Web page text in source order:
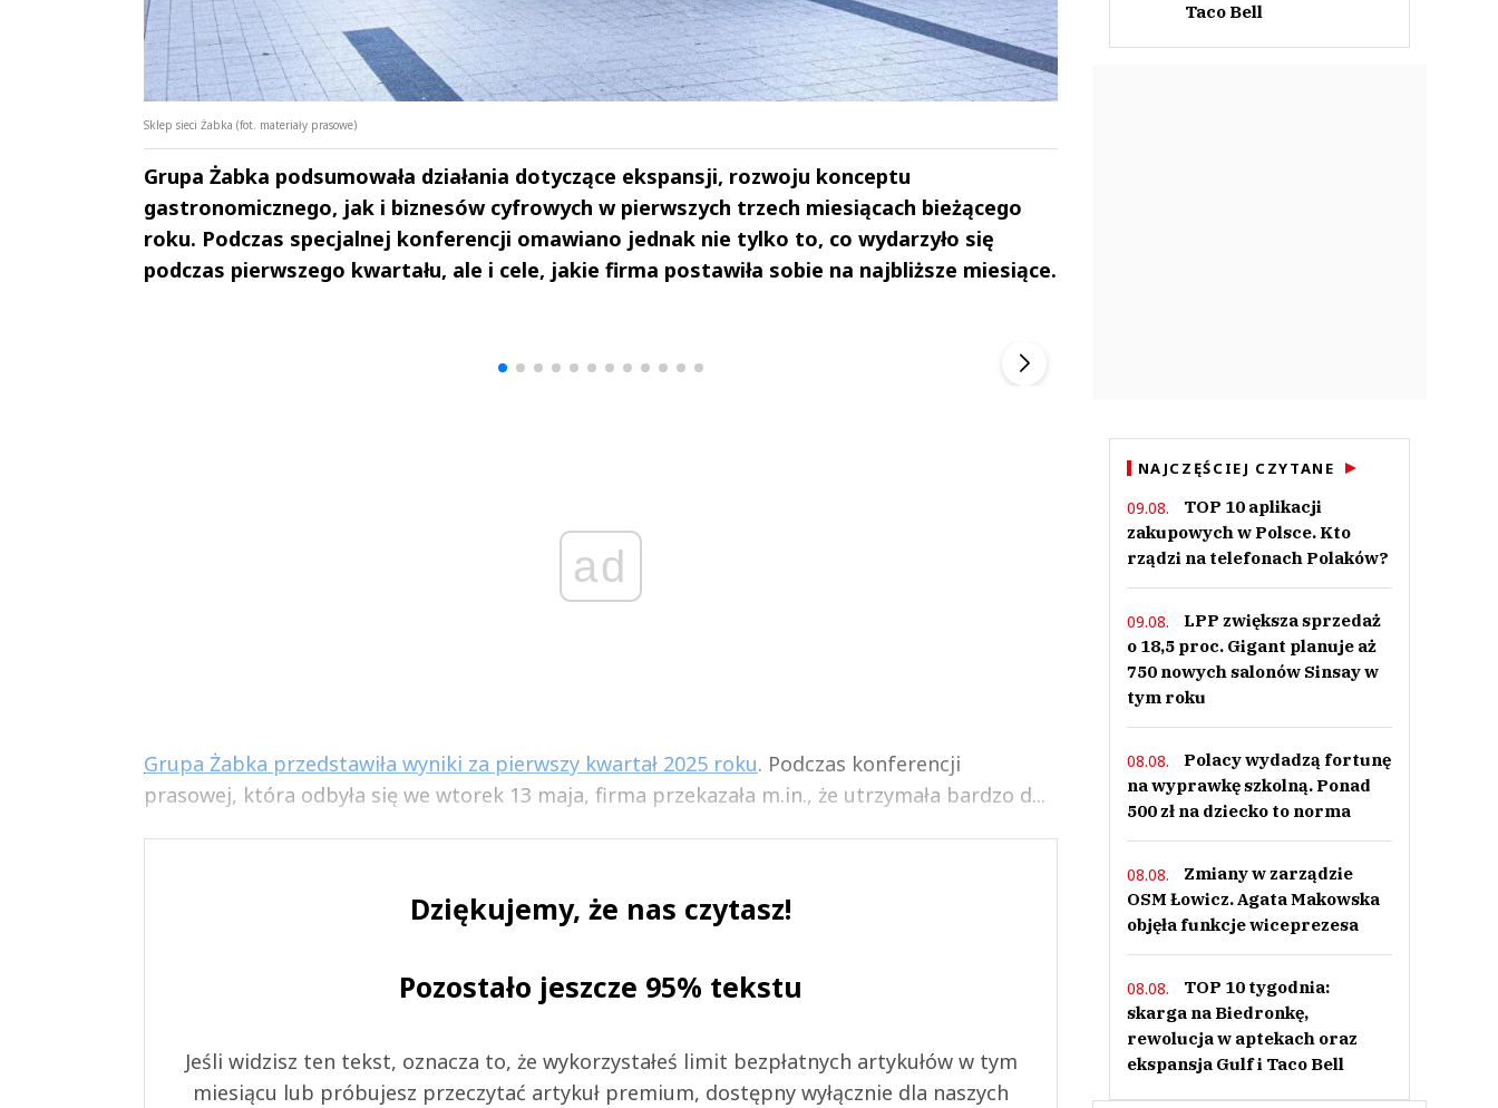
Sklep sieci Żabka (fot. materiały prasowe)
Grupa Żabka podsumowała działania dotyczące ekspansji, rozwoju konceptu
gastronomicznego, jak i biznesów cyfrowych w pierwszych trzech miesiącach bieżącego
roku. Podczas specjalnej konferencji omawiano jednak nie tylko to, co wydarzyło się
podczas pierwszego kwartału, ale i cele, jakie firma postawiła sobie na najbliższe miesiące.
ad
Grupa Żabka przedstawiła wyniki za pierwszy kwartał 2025 roku. Podczas konferencji
prasowej, która odbyła się we wtorek 13 maja, firma przekazała m.in., że utrzymała bardzo d...
Dziękujemy, że nas czytasz!
Pozostało jeszcze 95% tekstu
Jeśli widzisz ten tekst, oznacza to, że wykorzystałeś limit bezpłatnych artykułów w tym
miesiącu lub próbujesz przeczytać artykuł premium, dostępny wyłącznie dla naszych
Taco Bell
NAJCZĘŚCIEJ CZYTANE
09.08.
TOP 10 aplikacji
zakupowych w Polsce. Kto
rządzi na telefonach Polaków?
09.08.
LPP zwiększa sprzedaż
o 18,5 proc. Gigant planuje aż
750 nowych salonów Sinsay w
tym roku
08.08.
Polacy wydadzą fortunę
na wyprawkę szkolną. Ponad
500 zł na dziecko to norma
08.08.
Zmiany w zarządzie
OSM Łowicz. Agata Makowska
objęła funkcje wiceprezesa
08.08.
TOP 10 tygodnia:
skarga na Biedronkę,
rewolucja w aptekach oraz
ekspansja Gulf i Taco Bell